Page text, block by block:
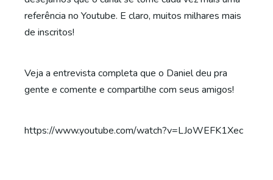
referência no Youtube. E claro, muitos milhares mais
de inscritos!
Veja a entrevista completa que o Daniel deu pra
gente e comente e compartilhe com seus amigos!
https://www.youtube.com/watch?v=LJoWEFK1Xec